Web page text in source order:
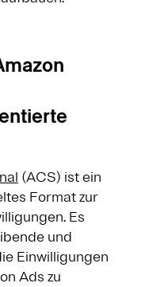
(ACS) ist ein
Format zur
Es
und
Einwilligungen
Ads zu